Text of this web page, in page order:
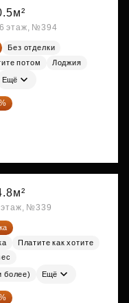
этаж, №394
Без отделки
потом
Лоджия
Ещё
этаж, №339
Платите как хотите
более) Ещё